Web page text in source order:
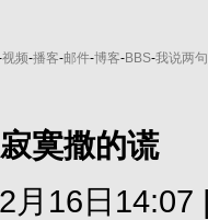
视频-播客-邮件-博客-BBS-我说两句
寞撒的谎
月16日